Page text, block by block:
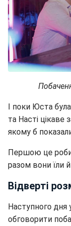
І поки Юста була
та Насті цікаве
якому б
Першою це
разом вони їли
Відверті
Наступного дня
обговорити